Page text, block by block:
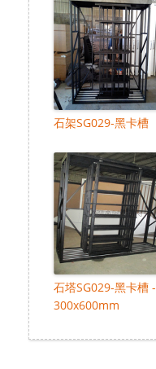
石架SG029-黑卡槽
石塔SG029-黑卡槽 -
300x600mm